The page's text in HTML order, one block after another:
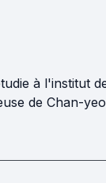
à l'institut
de Chan-